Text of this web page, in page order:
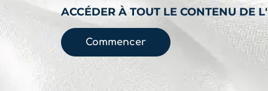
ACCÉDER À TOUT LE CONTENU DE
Commencer